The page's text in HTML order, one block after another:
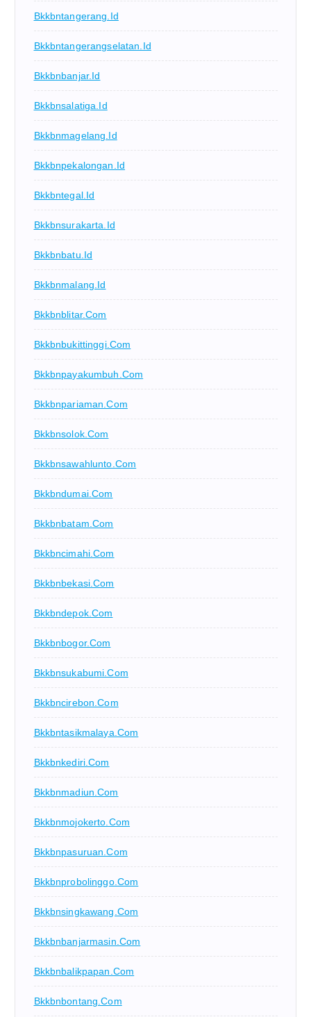
Bkkbntangerang.id
Bkkbntangerangselatan.id
Bkkbnbanjar.id
Bkkbnsalatiga.id
Bkkbnmagelang.id
Bkkbnpekalongan.id
Bkkbntegal.id
Bkkbnsurakarta.id
Bkkbnbatu.id
Bkkbnmalang.id
Bkkbnblitar.com
Bkkbnbukittinggi.com
Bkkbnpayakumbuh.com
Bkkbnpariaman.com
Bkkbnsolok.com
Bkkbnsawahlunto.com
Bkkbndumai.com
Bkkbnbatam.com
Bkkbncimahi.com
Bkkbnbekasi.com
Bkkbndepok.com
Bkkbnbogor.com
Bkkbnsukabumi.com
Bkkbncirebon.com
Bkkbntasikmalaya.com
Bkkbnkediri.com
Bkkbnmadiun.com
Bkkbnmojokerto.com
Bkkbnpasuruan.com
Bkkbnprobolinggo.com
Bkkbnsingkawang.com
Bkkbnbanjarmasin.com
Bkkbnbalikpapan.com
Bkkbnbontang.com